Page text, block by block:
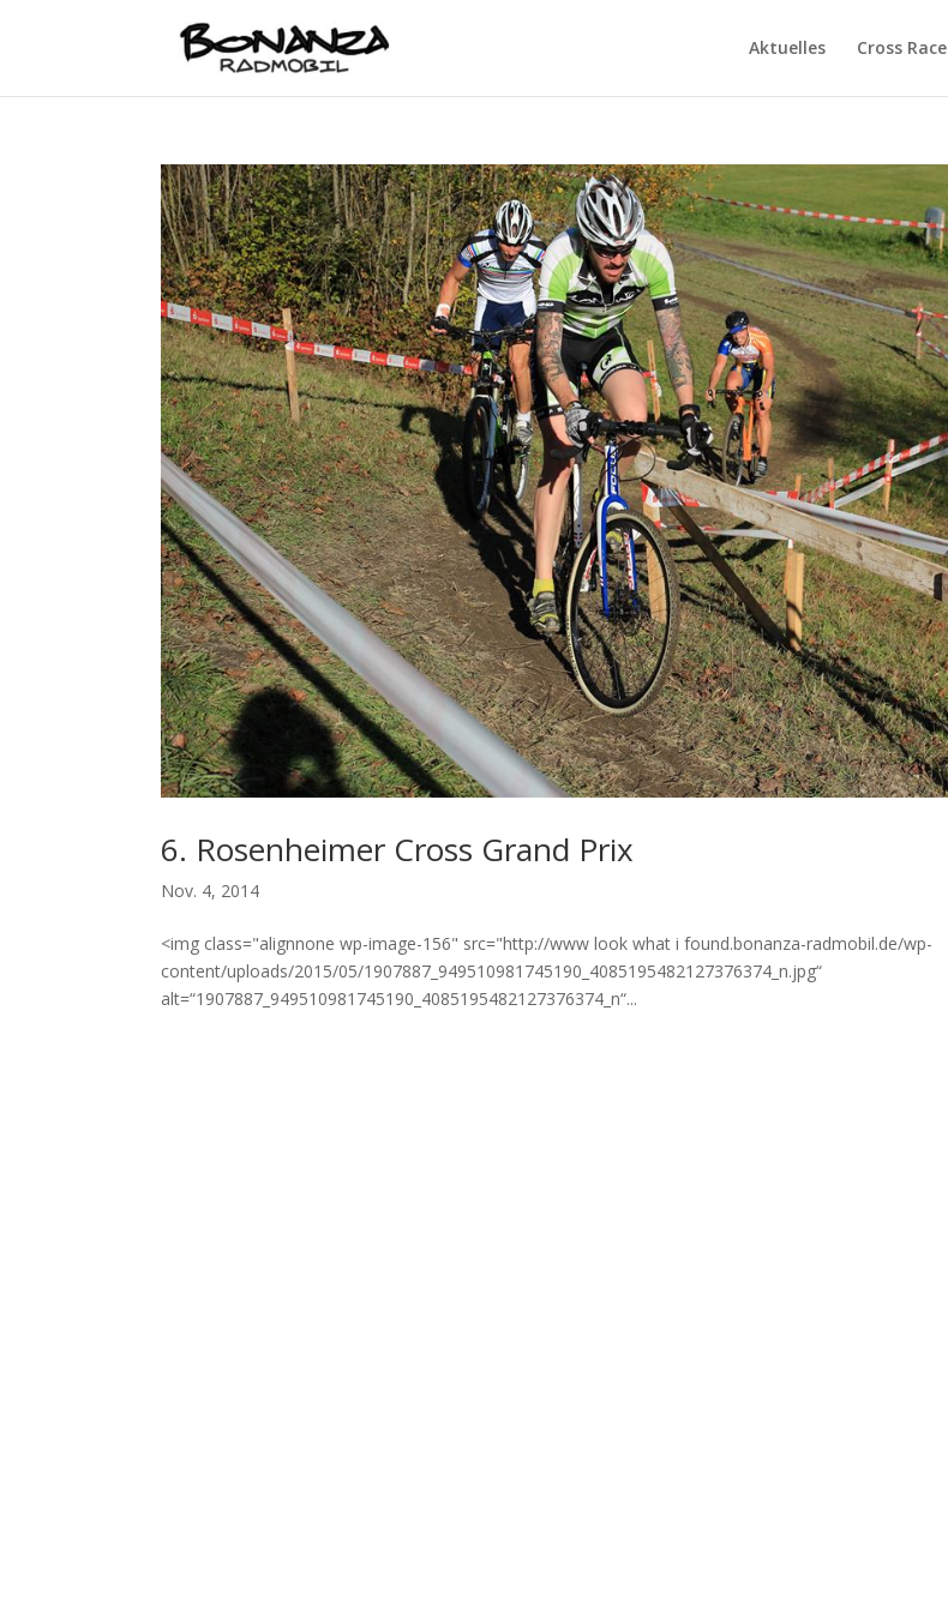
Aktuelles Cross Race
6. Rosenheimer Cross Grand Prix
Nov. 4, 2014
<img class="alignnone wp-image-156" src="http://www look what i found.bonanza-radmobil.de/wp-
content/uploads/2015/05/1907887_949510981745190_4085195482127376374_n.jpg“
alt=“1907887_949510981745190_4085195482127376374_n“...